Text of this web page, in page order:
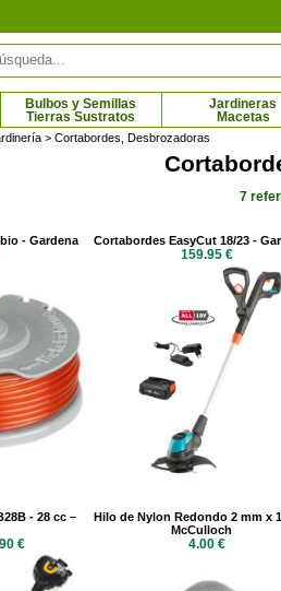
Bulbos y Semillas
Tierras Sustratos
Jardineras
Macetas
Rosal de Banks 'Lutea'
> Cortabordes, Desbrozadoras
7
- Gardena Cortabordes EasyCut 18/23 -
159.95 €
- 28 cc –
€
Hilo de Nylon Redondo 2 mm x
McCulloch
4.00 €